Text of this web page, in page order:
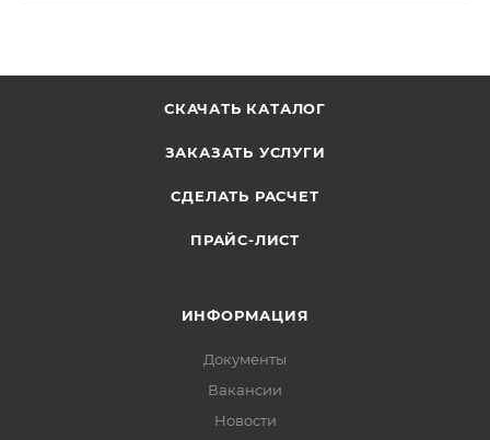
СКАЧАТЬ КАТАЛОГ
ЗАКАЗАТЬ УСЛУГИ
СДЕЛАТЬ РАСЧЕТ
ПРАЙС-ЛИСТ
ИНФОРМАЦИЯ
Документы
Вакансии
Новости